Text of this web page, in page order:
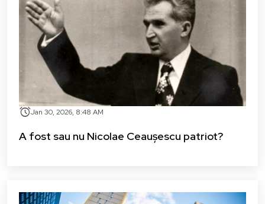
alarmJan 30, 2026, 8:48 AM
A fost sau nu Nicolae Ceaușescu patriot?